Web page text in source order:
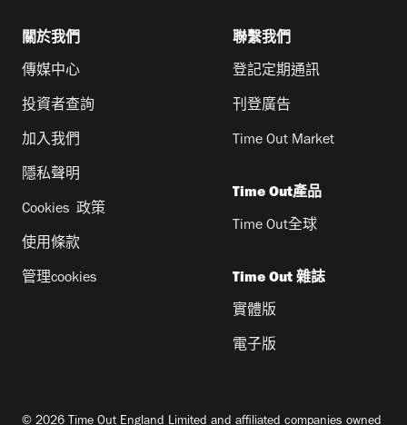
關於我們
傳媒中心
投資者查詢
加入我們
隱私聲明
Cookies 政策
使用條款
管理cookies
聯繫我們
登記定期通訊
刊登廣告
Time Out Market
Time Out產品
Time Out全球
Time Out 雜誌
實體版
電子版
© 2026 Time Out England Limited and affiliated companies owned